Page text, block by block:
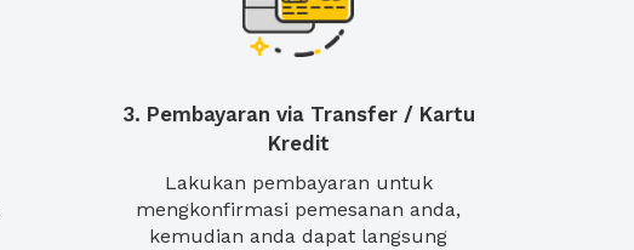
3. Pembayaran via Transfer / Kartu
Kredit
Lakukan pembayaran untuk
mengkonfirmasi pemesanan anda,
kemudian anda dapat langsung